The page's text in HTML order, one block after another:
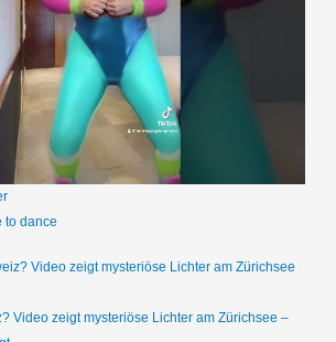
to dance
Video zeigt mysteriöse Lichter am Zürichsee –